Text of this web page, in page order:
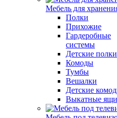
Мебель для
Полки
Прихожие
Гардеробные
системы
Детские полки
Комоды
Тумбы
Вешалки
Детские
Выкатные